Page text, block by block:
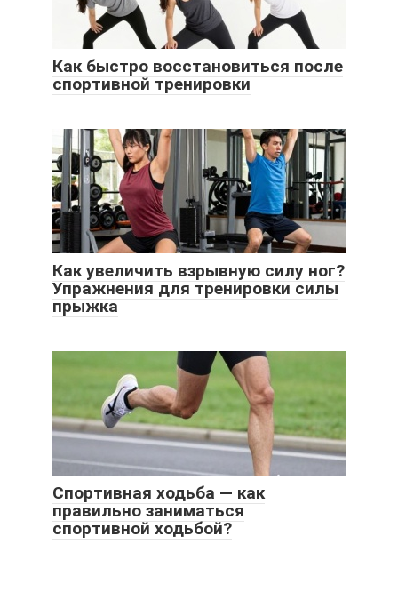
Как быстро восстановиться после
спортивной тренировки
Как увеличить взрывную силу ног?
Упражнения для тренировки силы
прыжка
Спортивная ходьба — как
правильно заниматься
спортивной ходьбой?